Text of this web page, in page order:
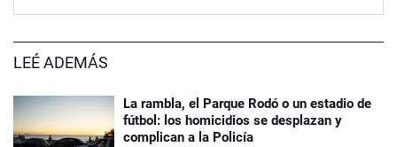
LEÉ ADEMÁS
La rambla, el Parque Rodó o un estadio de
fútbol: los homicidios se desplazan y
complican a la Policía